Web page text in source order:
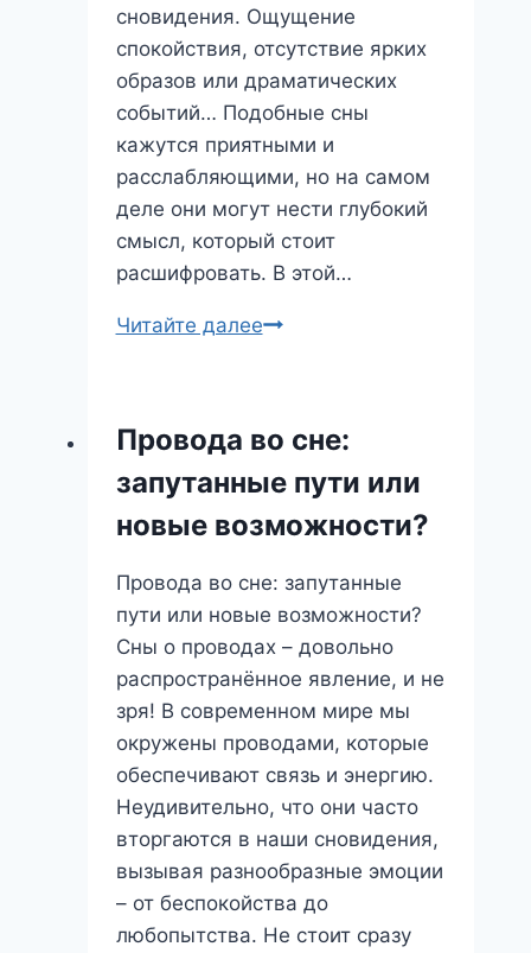
сновидения. Ощущение
спокойствия, отсутствие ярких
образов или драматических
событий… Подобные сны
кажутся приятными и
расслабляющими, но на самом
деле они могут нести глубокий
смысл, который стоит
расшифровать. В этой…
Читайте далееТихий
Вам
Сообщить
Подсознание?
Провода во сне:
запутанные пути или
новые возможности?
Провода во сне: запутанные
пути или новые возможности?
Сны о проводах – довольно
распространённое явление, и не
зря! В современном мире мы
окружены проводами, которые
обеспечивают связь и энергию.
Неудивительно, что они часто
вторгаются в наши сновидения,
вызывая разнообразные эмоции
– от беспокойства до
любопытства. Не стоит сразу